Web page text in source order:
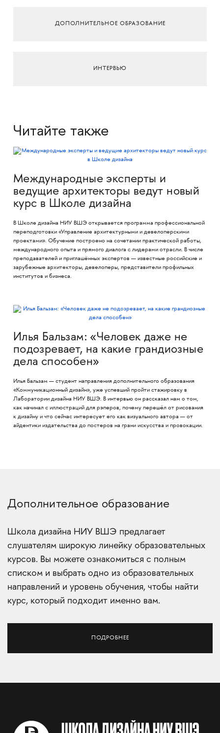
ДОПОЛНИТЕЛЬНОЕ ОБРАЗОВАНИЕ
ИНТЕРВЬЮ
Читайте также
Международные эксперты и
ведущие архитекторы ведут новый
курс в Школе дизайна
В Школе дизайна НИУ ВШЭ открывается программа профессиональной
переподготовки «Управление архитектурными и девелоперскими
проектами». Обучение построено на сочетании практической работы,
международного опыта и прямого диалога с лидерами отрасли. В числе
преподавателей и приглашённых экспертов — известные российские и
зарубежные архитекторы, девелоперы, представители профильных
институтов и бизнеса.
Илья Бальзам: «Человек даже не
подозревает, на какие грандиозные
дела способен»
Илья Бальзам — студент направления дополнительного образования
«Коммуникационный дизайн», уже успевший пройти стажировку в
Лаборатории дизайна НИУ ВШЭ. В интервью он рассказал нам о том,
как начинал с иллюстраций для рэперов, почему перешёл от рисования
к дизайну и что сейчас интересует его как визуального автора — от
айдентики издательства до постеров на грани искусства и провокации.
Дополнительное образование
Школа дизайна НИУ ВШЭ предлагает
слушателям широкую линейку образовательных
курсов. Вы можете ознакомиться с полным
списком и выбрать одно из образовательных
направлений и уровень обучения, чтобы найти
курс, который подходит именно вам.
ПОДРОБНЕЕ